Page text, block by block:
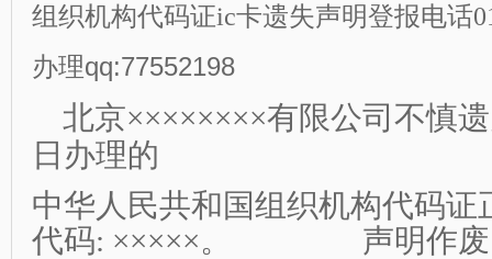
组织机构代码证ic卡遗失声明登报电话
办理qq:77552198
北京××××××××有限公司不慎
日办理的
中华人民共和国组织机构代码证
代码: ×××××。 声明作废